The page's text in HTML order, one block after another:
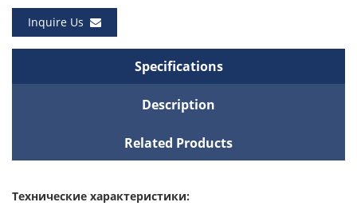
Inquire Us
Specifications
Description
Related Products
Технические характеристики: